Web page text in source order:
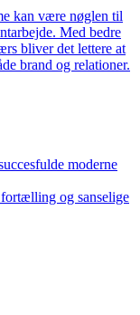
kan være nøglen til
Med bedre
bliver det lettere at
brand og relationer.
moderne
og sanselige